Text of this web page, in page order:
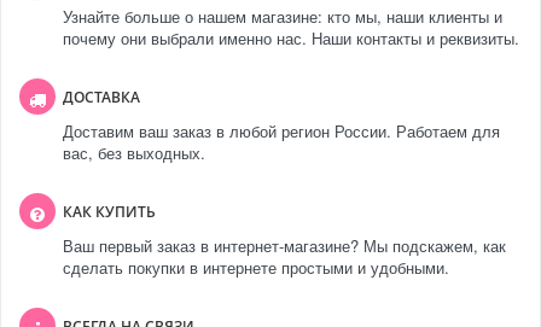
Узнайте больше о нашем магазине: кто мы, наши клиенты и
почему они выбрали именно нас. Наши контакты и реквизиты.
ДОСТАВКА
Доставим ваш заказ в любой регион России. Работаем для
вас, без выходных.
КАК КУПИТЬ
Ваш первый заказ в интернет-магазине? Мы подскажем, как
сделать покупки в интернете простыми и удобными.